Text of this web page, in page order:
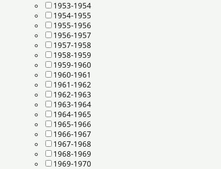
1953-1954
1954-1955
1955-1956
1956-1957
1957-1958
1958-1959
1959-1960
1960-1961
1961-1962
1962-1963
1963-1964
1964-1965
1965-1966
1966-1967
1967-1968
1968-1969
1969-1970